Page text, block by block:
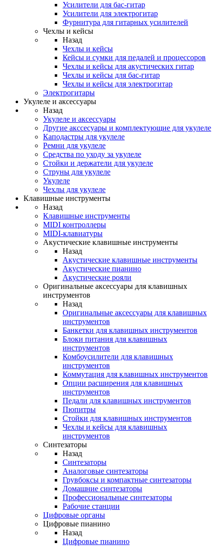
Усилители для бас-гитар
Усилители для электрогитар
Фурнитура для гитарных усилителей
Чехлы и кейсы
Назад
Чехлы и кейсы
Кейсы и сумки для педалей и процессоров
Чехлы и кейсы для акустических гитар
Чехлы и кейсы для бас-гитар
Чехлы и кейсы для электрогитар
Электрогитары
Укулеле и аксессуары
Назад
Укулеле и аксессуары
Другие акссесуары и комплектующие для укулеле
Каподастры для укулеле
Ремни для укулеле
Средства по уходу за укулеле
Стойки и держатели для укулеле
Струны для укулеле
Укулеле
Чехлы для укулеле
Клавишные инструменты
Назад
Клавишные инструменты
MIDI контроллеры
MIDI-клавиатуры
Акустические клавишные инструменты
Назад
Акустические клавишные инструменты
Акустические пианино
Акустические рояли
Оригинальные аксессуары для клавишных
инструментов
Назад
Оригинальные аксессуары для клавишных
инструментов
Банкетки для клавишных инструментов
Блоки питания для клавишных
инструментов
Комбоусилители для клавишных
инструментов
Коммутация для клавишных инструментов
Опции расширения для клавишных
инструментов
Педали для клавишных инструментов
Пюпитры
Стойки для клавишных инструментов
Чехлы и кейсы для клавишных
инструментов
Синтезаторы
Назад
Синтезаторы
Аналоговые синтезаторы
Грувбоксы и компактные синтезаторы
Домашние синтезаторы
Профессиональные синтезаторы
Рабочие станции
Цифровые органы
Цифровые пианино
Назад
Цифровые пианино